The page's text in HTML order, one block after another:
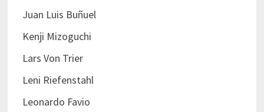
Juan Luis Buñuel
Kenji Mizoguchi
Lars Von Trier
Leni Riefenstahl
Leonardo Favio